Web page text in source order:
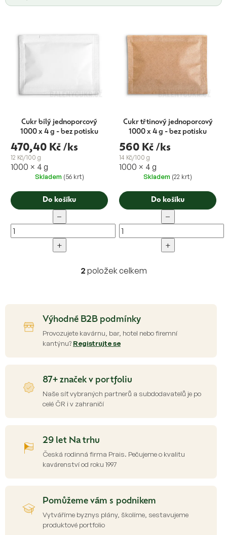
o
ů
Cukr bílý jednoporcový
1000 x 4 g - bez potisku
470,40 Kč /ks
12 Kč/100 g
1000 × 4 g
Skladem (56 krt)
Do košíku
−
+
Cukr třtinový jednoporcový
1000 x 4 g - bez potisku
560 Kč /ks
14 Kč/100 g
1000 × 4 g
Skladem (22 krt)
Do košíku
−
+
O
d
a
c
í
k
y
2 položek celkem
Výhodné B2B podmínky
Provozujete kavárnu, bar, hotel nebo firemní
kantýnu? Registrujte se
87+ značek v portfoliu
Naše síť vybraných partnerů a subdodavatelů je po
celé ČR i v zahraničí
29 let Na trhu
Česká rodinná firma Prais. Pečujeme o kvalitu
kavárenství od roku 1997
Pomůžeme vám s podnikem
Vytváříme byznys plány, školíme, sestavujeme
produktové portfolio